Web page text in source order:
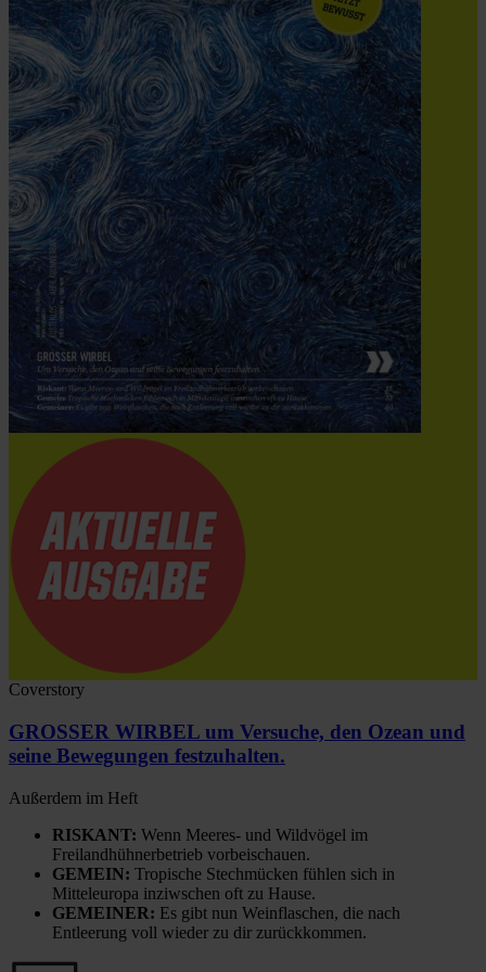
Coverstory
GROSSER WIRBEL um Versuche, den Ozean und
seine Bewegungen festzuhalten.
Außerdem im Heft
RISKANT: Wenn Meeres- und Wildvögel im
Freilandhühnerbetrieb vorbeischauen.
GEMEIN: Tropische Stechmücken fühlen sich in
Mitteleuropa inziwschen oft zu Hause.
GEMEINER: Es gibt nun Weinflaschen, die nach
Entleerung voll wieder zu dir zurückkommen.